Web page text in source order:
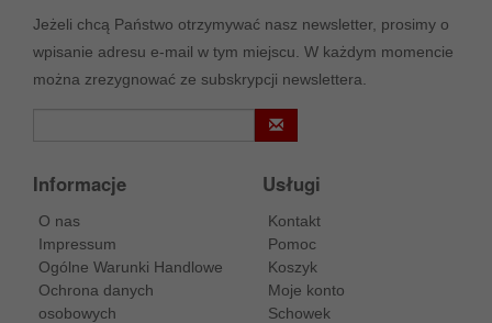
Jeżeli chcą Państwo otrzymywać nasz newsletter, prosimy o
wpisanie adresu e-mail w tym miejscu. W każdym momencie
można zrezygnować ze subskrypcji newslettera.
Informacje
O nas
Impressum
Ogólne Warunki Handlowe
Ochrona danych
osobowych
Usługi
Kontakt
Pomoc
Koszyk
Moje konto
Schowek